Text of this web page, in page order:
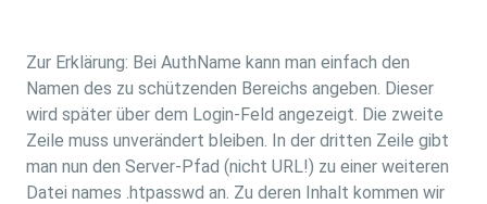
Zur Erklärung: Bei AuthName kann man einfach den
Namen des zu schützenden Bereichs angeben. Dieser
wird später über dem Login-Feld angezeigt. Die zweite
Zeile muss unverändert bleiben. In der dritten Zeile gibt
man nun den Server-Pfad (nicht URL!) zu einer weiteren
Datei names .htpasswd an. Zu deren Inhalt kommen wir